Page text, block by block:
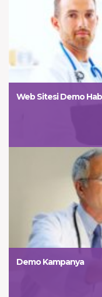
Web Sitesi Demo
Demo Kampanya